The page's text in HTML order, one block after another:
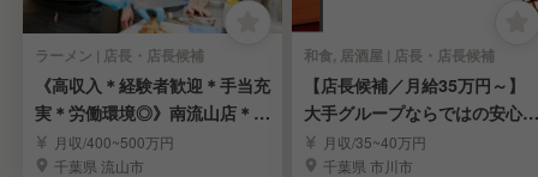
ラーメン | 店長・店長候補
《高収入＊経験者歓迎＊手当充
実＊労働環境◎》南流山店＊ラ
ーメン店長候補募集
月収/400~500万円
千葉県 流山市
和食, 居酒屋 | 店長・店長候補
【店長候補／月給35万円～】
大手グループならではの安心環
境で長く活躍
月収/35~40万円
千葉県 市川市